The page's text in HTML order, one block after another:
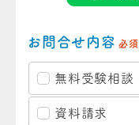
お問合せ内容 必須
無料受験相談
資料請求